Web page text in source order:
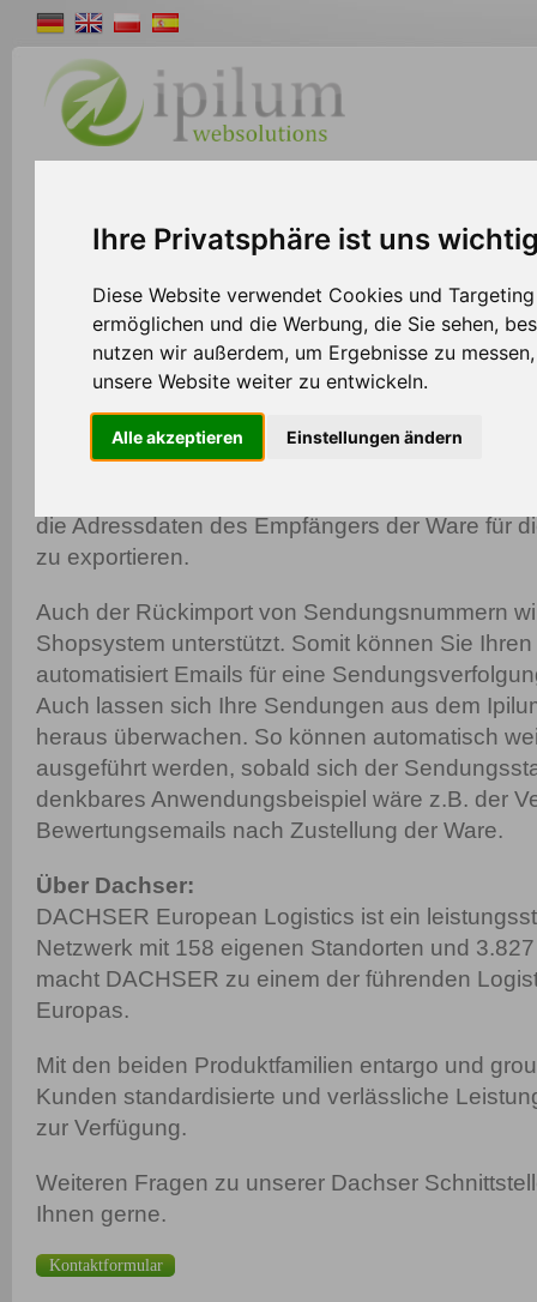
Ihre Privatsphäre ist uns
Diese Website verwendet Cookies und
ermöglichen und die Werbung, die Sie sehen,
nutzen wir außerdem, um Ergebnisse zu
unsere Website weiter zu entwickeln.
Alle akzeptieren Einstellungen ändern
>> Shopsystem
Dachser Schnittstelle zum Ipilum
Mit den Export Schnittstellen vom Ipilum
schnell und effizient Ihr tägliches
die Adressdaten des Empfängers der Ware für
zu exportieren.
Auch der Rückimport von Sendungsnummern
Shopsystem unterstützt. Somit können Sie
automatisiert Emails für eine
Auch lassen sich Ihre Sendungen aus dem
heraus überwachen. So können automatisch
ausgeführt werden, sobald sich der
denkbares Anwendungsbeispiel wäre z.B. der
Bewertungsemails nach Zustellung der Ware.
Über Dachser:
DACHSER European Logistics ist ein
Netzwerk mit 158 eigenen Standorten und
macht DACHSER zu einem der führenden
Europas.
Mit den beiden Produktfamilien entargo und
Kunden standardisierte und verlässliche
zur Verfügung.
Weiteren Fragen zu unserer Dachser
Ihnen gerne.
Kontaktformular